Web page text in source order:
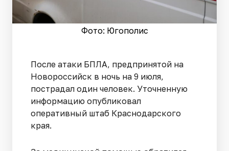
Фото: Югополис
После атаки БПЛА, предпринятой на
Новороссийск в ночь на 9 июля,
пострадал один человек. Уточненную
информацию опубликовал
оперативный штаб Краснодарского
края.